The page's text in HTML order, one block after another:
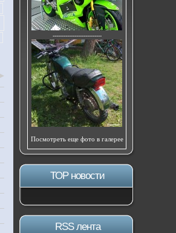
---------------------------
Посмотреть еще фото в галерее
ТОР новости
RSS лента